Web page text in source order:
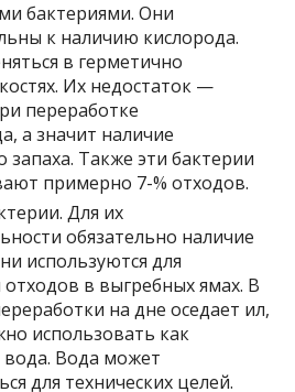
бактериями. Они
к наличию кислорода.
в герметично
Их недостаток —
переработке
а значит наличие
запаха. Также эти бактерии
примерно 7-% отходов.
Для их
обязательно наличие
используются для
в выгребных ямах. В
на дне оседает ил,
использовать как
вода. Вода может
для технических целей.